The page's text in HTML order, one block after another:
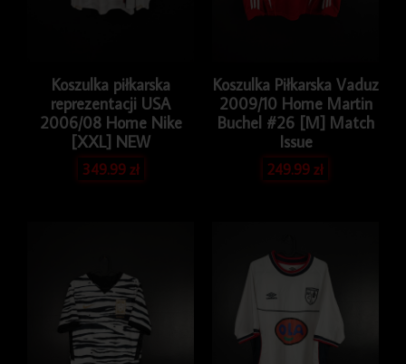
Koszulka piłkarska
reprezentacji USA
2006/08 Home Nike
[XXL] NEW
349.99zł
Koszulka Piłkarska Vaduz
2009/10 Home Martin
Buchel #26 [M] Match
Issue
249.99zł